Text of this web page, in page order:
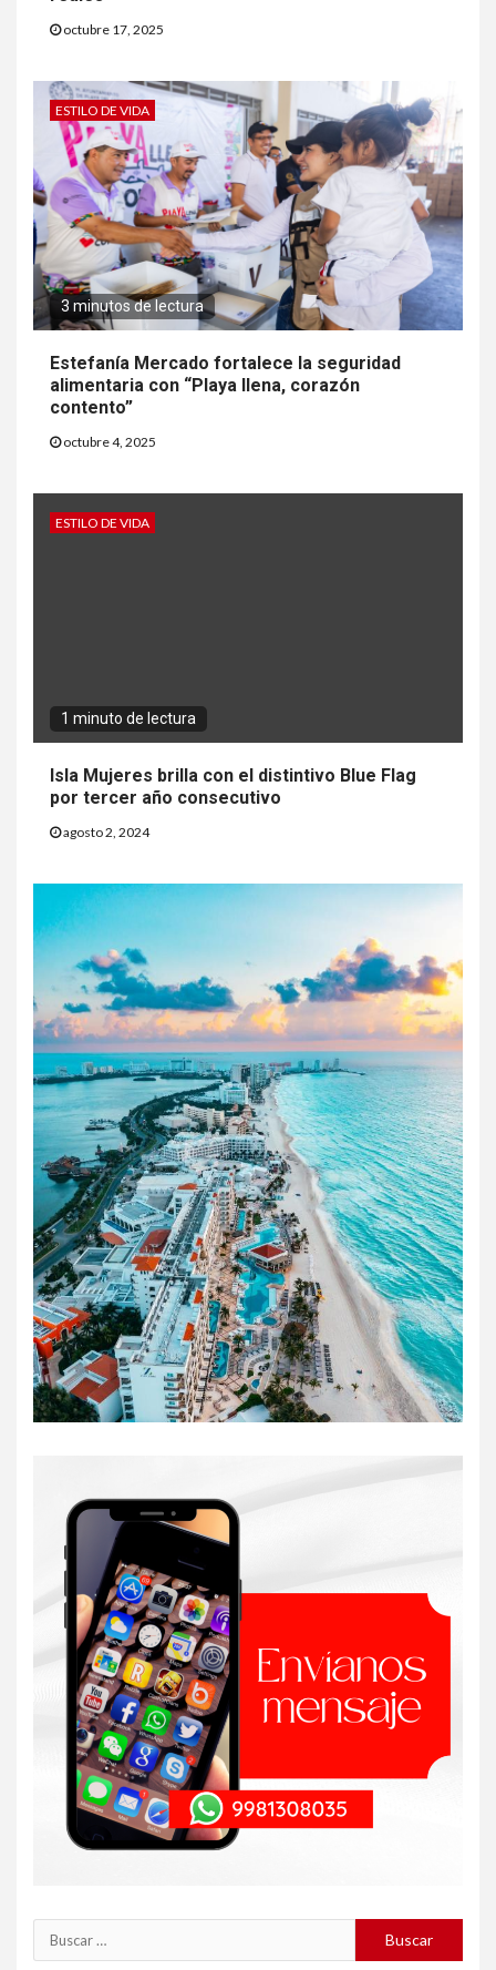
octubre 17, 2025
ESTILO DE VIDA
3 minutos de lectura
Estefanía Mercado fortalece la seguridad
alimentaria con “Playa llena, corazón
contento”
octubre 4, 2025
ESTILO DE VIDA
1 minuto de lectura
Isla Mujeres brilla con el distintivo Blue Flag
por tercer año consecutivo
agosto 2, 2024
Buscar: